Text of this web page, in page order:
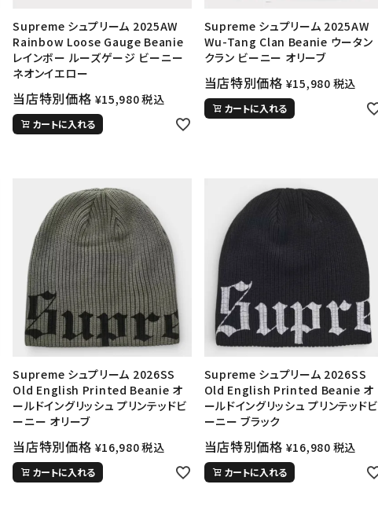
Supreme シュプリーム 2025AW
Rainbow Loose Gauge Beanie
レインボー ルーズゲージ ビーニー
ネオンイエロー
当店特別価格 ¥15,980税込
カートに入れる
Supreme シュプリーム 2025AW
Wu-Tang Clan Beanie ウータン
クラン ビーニー オリーブ
当店特別価格 ¥15,980 税込
カートに入れる
Supreme シュプリーム 2026SS
Old English Printed Beanie オ
ールドイングリッシュ プリンテッドビ
ーニー オリーブ
当店特別価格 ¥16,980税込
カートに入れる
Supreme シュプリーム 2026SS
Old English Printed Beanie オ
ールドイングリッシュ プリンテッドビ
ーニー ブラック
当店特別価格 ¥16,980 税込
カートに入れる